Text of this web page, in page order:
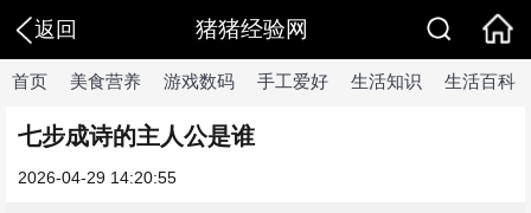
返回 猪猪经验网
首页 美食营养 游戏数码 手工爱好 生活知识 生活百科
七步成诗的主人公是谁
2026-04-29 14:20:55